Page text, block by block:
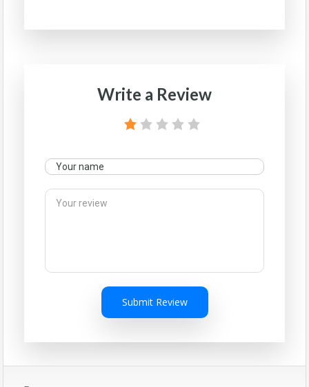
Write a Review
Submit Review